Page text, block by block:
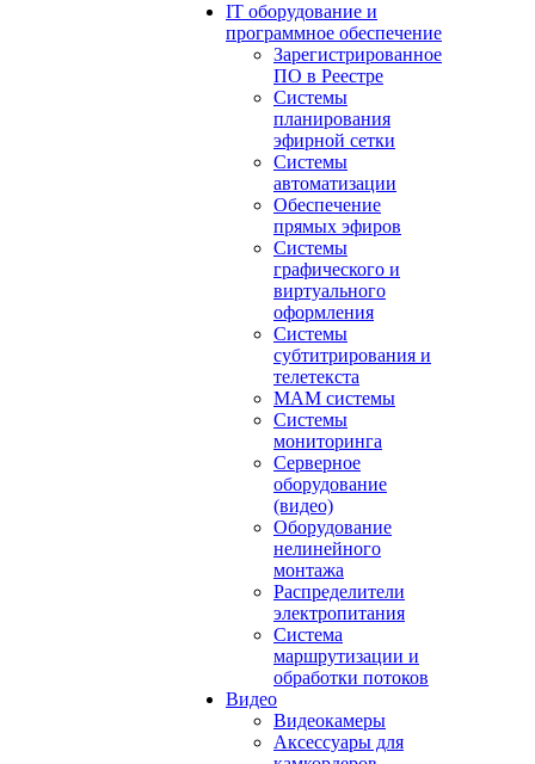
IT оборудование и
программное обеспечение
Зарегистрированное
ПО в Реестре
Системы
планирования
эфирной сетки
Системы
автоматизации
Обеспечение
прямых эфиров
Системы
графического и
виртуального
оформления
Системы
субтитрирования и
телетекста
MAM системы
Системы
мониторинга
Серверное
оборудование
(видео)
Оборудование
нелинейного
монтажа
Распределители
электропитания
Система
маршрутизации и
обработки потоков
Видео
Видеокамеры
Аксессуары для